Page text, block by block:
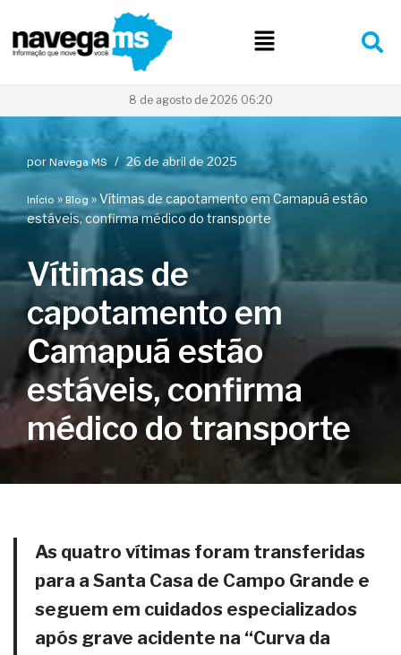
Pular
para
8 de agosto de 2026 06:20
por Navega MS 26 de abril de 2025
Início » Blog»Vítimas de capotamento em Camapuã estão
estáveis, confirma médico do transporte
Vítimas de
capotamento em
Camapuã estão
estáveis, confirma
médico do transporte
As quatro vítimas foram transferidas
para a Santa Casa de Campo Grande e
seguem em cuidados especializados
após grave acidente na “Curva da